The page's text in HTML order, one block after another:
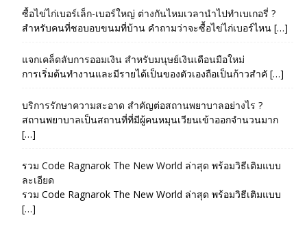
ซื้อไข่ไก่เบอร์เล็ก-เบอร์ใหญ่ ต่างกันไหมเวลานำไปทำเบเกอรี่ ?
สำหรับคนที่ชอบอบขนมที่บ้าน คำถามว่าจะซื้อไข่ไก่เบอร์ไหน […]
แจกเคล็ดลับการออมเงิน สำหรับมนุษย์เงินเดือนมือใหม่
การเริ่มต้นทำงานและมีรายได้เป็นของตัวเองถือเป็นก้าวสำคั […]
บริการรักษาความสะอาด สำคัญต่อสถานพยาบาลอย่างไร ?
สถานพยาบาลเป็นสถานที่ที่มีผู้คนหมุนเวียนเข้าออกจำนวนมาก
[…]
รวม Code Ragnarok The New World ล่าสุด พร้อมวิธีเติมแบบ
ละเอียด
รวม Code Ragnarok The New World ล่าสุด พร้อมวิธีเติมแบบ
[…]